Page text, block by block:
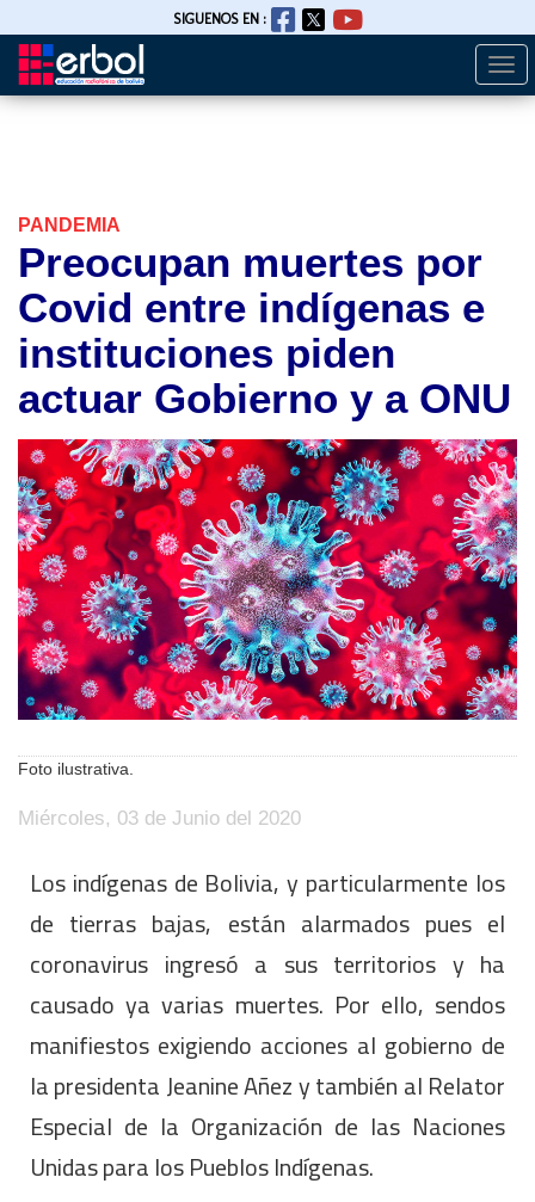
Pasar
SIGUENOS EN :
PANDEMIA
Preocupan muertes por
Covid entre indígenas e
instituciones piden
actuar Gobierno y a ONU
Foto ilustrativa.
Miércoles, 03 de Junio del 2020
Los indígenas de Bolivia, y particularmente los
de tierras bajas, están alarmados pues el
coronavirus ingresó a sus territorios y ha
causado ya varias muertes. Por ello, sendos
manifiestos exigiendo acciones al gobierno de
la presidenta Jeanine Añez y también al Relator
Especial de la Organización de las Naciones
Unidas para los Pueblos Indígenas.